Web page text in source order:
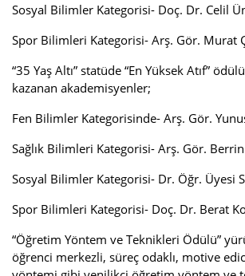
Sosyal Bilimler Kategorisi- Doç. Dr. Celil
Spor Bilimleri Kategorisi- Arş. Gör. Murat
“35 Yaş Altı” statüde “En Yüksek Atıf”
kazanan akademisyenler;
Fen Bilimler Kategorisinde- Arş. Gör.
Sağlık Bilimleri Kategorisi- Arş. Gör.
Sosyal Bilimler Kategorisi- Dr. Öğr. Üyesi
Spor Bilimleri Kategorisi- Doç. Dr. Berat
“Öğretim Yöntem ve Teknikleri Ödülü”
öğrenci merkezli, süreç odaklı, motive